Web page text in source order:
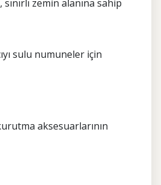
zemin alanına sahip
sulu numuneler için
aksesuarlarının